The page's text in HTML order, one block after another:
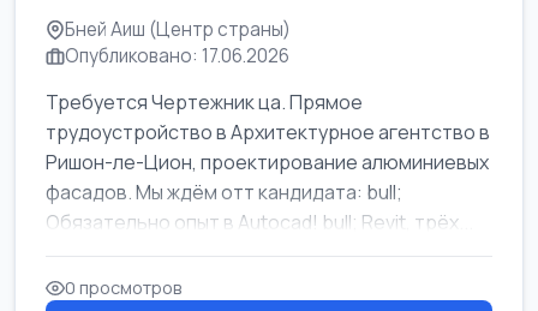
Бней Аиш (Центр страны)
Опубликовано: 17.06.2026
Требуется Чертежник ца. Прямое
трудоустройство в Архитектурное агентство в
Ришон-ле-Цион, проектирование алюминиевых
фасадов. Мы ждём отт кандидата: bull;
Обязательно опыт в Autocad! bull; Revit, трёх...
0 просмотров